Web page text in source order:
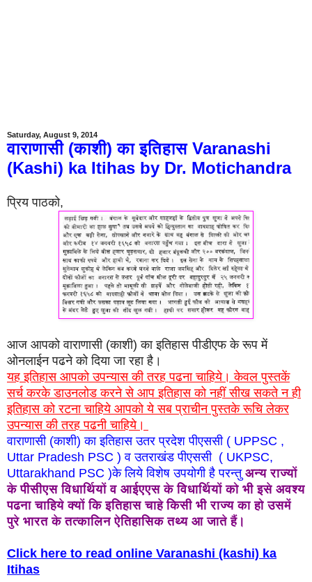
Saturday, August 9, 2014
वाराणासी (काशी) का इतिहास Varanashi
(Kashi) ka Itihas by Dr. Motichandra
प्रिय पाठको,
आज आपको वाराणासी (काशी) का इतिहास पीडीएफ के रूप में
ओनलाईन पढने को दिया जा रहा है।
यह इतिहास आपको उपन्यास की तरह पढना चाहिये। केवल पुस्तकें
सर्च करके डाउनलोड करने से आप इतिहास को नहीं सीख सकते न ही
इतिहास को रटना चाहिये आपको ये सब प्राचीन पुस्तके रूचि लेकर
उपन्यास की तरह पढनी चाहिये।
वाराणासी (काशी) का इतिहास उतर प्रदेश पीएससी ( UPPSC ,
Uttar Pradesh PSC ) व उतराखंड पीएससी ( UKPSC,
Uttarakhand PSC )के लिये विशेष उपयोगी है परन्तु अन्य राज्यों
के पीसीएस विधार्थियों व आईएएस के विधार्थियों को भी इसे अवश्य
पढना चाहिये क्यों कि इतिहास चाहे किसी भी राज्य का हो उसमें
पुरे भारत के तत्कालिन ऐतिहासिक तथ्य आ जाते हैं।
Click here to read online Varanashi (kashi) ka
Itihas